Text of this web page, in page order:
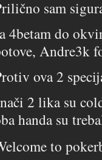
sam
4betam do
Andre3k
ova 2
2 lika su
handa su
to